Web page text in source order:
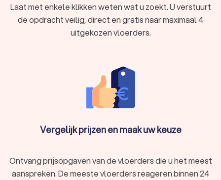
Laat met enkele klikken weten wat u zoekt. U verstuurt
de opdracht veilig, direct en gratis naar maximaal 4
uitgekozen vloerders.
Vergelijk prijzen en maak uw keuze
Ontvang prijsopgaven van de vloerders die u het meest
aanspreken. De meeste vloerders reageren binnen 24